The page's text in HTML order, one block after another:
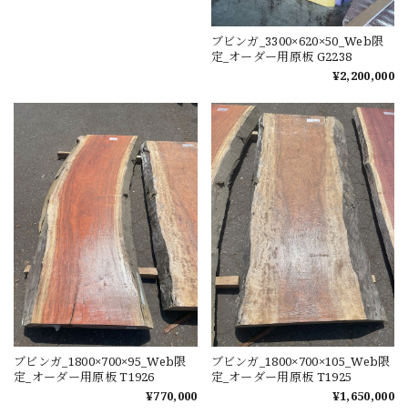
ブビンガ_3300×620×50_Web限
定_オーダー用原板 G2238
¥2,200,000
ブビンガ_1800×700×95_Web限
定_オーダー用原板 T1926
¥770,000
ブビンガ_1800×700×105_Web限
定_オーダー用原板 T1925
¥1,650,000